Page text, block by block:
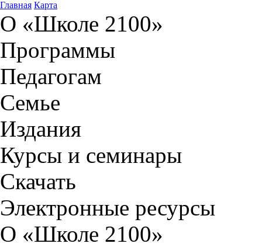
Главная Карта
О «Школе 2100»
Программы
Педагогам
Семье
Издания
Курсы и семинары
Скачать
Электронные ресурсы
О «Школе 2100»